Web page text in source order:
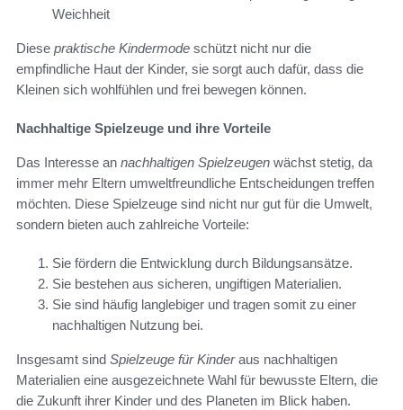
Weichheit
Diese praktische Kindermode schützt nicht nur die
empfindliche Haut der Kinder, sie sorgt auch dafür, dass die
Kleinen sich wohlfühlen und frei bewegen können.
Nachhaltige Spielzeuge und ihre Vorteile
Das Interesse an nachhaltigen Spielzeugen wächst stetig, da
immer mehr Eltern umweltfreundliche Entscheidungen treffen
möchten. Diese Spielzeuge sind nicht nur gut für die Umwelt,
sondern bieten auch zahlreiche Vorteile:
Sie fördern die Entwicklung durch Bildungsansätze.
Sie bestehen aus sicheren, ungiftigen Materialien.
Sie sind häufig langlebiger und tragen somit zu einer
nachhaltigen Nutzung bei.
Insgesamt sind Spielzeuge für Kinderaus nachhaltigen
Materialien eine ausgezeichnete Wahl für bewusste Eltern, die
die Zukunft ihrer Kinder und des Planeten im Blick haben.